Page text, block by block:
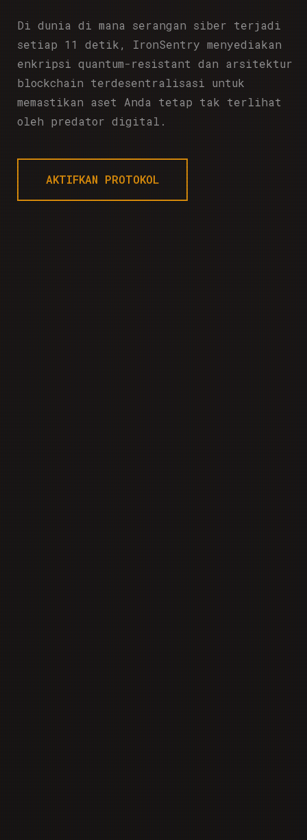
Di dunia di mana serangan siber terjadi
setiap 11 detik, IronSentry menyediakan
enkripsi quantum-resistant dan arsitektur
blockchain terdesentralisasi untuk
memastikan aset Anda tetap tak terlihat
oleh predator digital.
AKTIFKAN PROTOKOL